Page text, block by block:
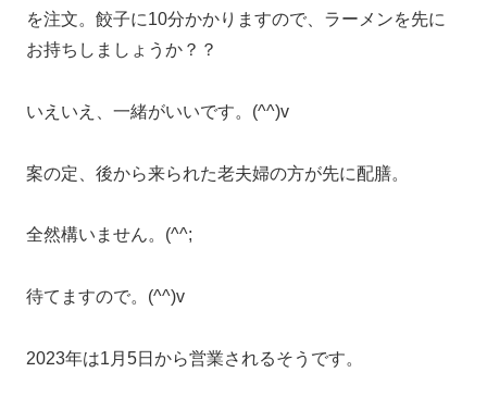
を注文。餃子に10分かかりますので、ラーメンを先に
お持ちしましょうか？？
いえいえ、一緒がいいです。(^^)v
案の定、後から来られた老夫婦の方が先に配膳。
全然構いません。(^^;
待てますので。(^^)v
2023年は1月5日から営業されるそうです。